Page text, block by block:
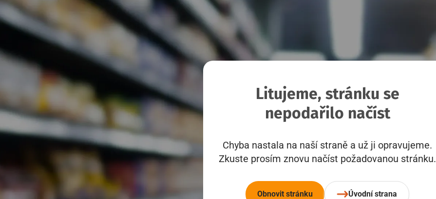
Litujeme, stránku se
nepodařilo načíst
Chyba nastala na naší straně a už ji opravujeme.
Zkuste prosím znovu načíst požadovanou stránku.
Obnovit stránku Úvodní strana